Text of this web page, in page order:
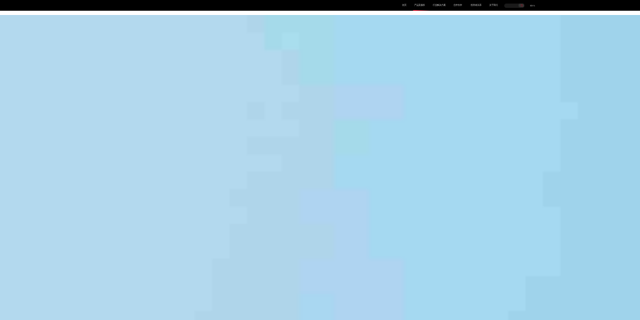
首页 产品及服务 行业解决方案 合作伙伴 投资者关系 关于我们 中EN